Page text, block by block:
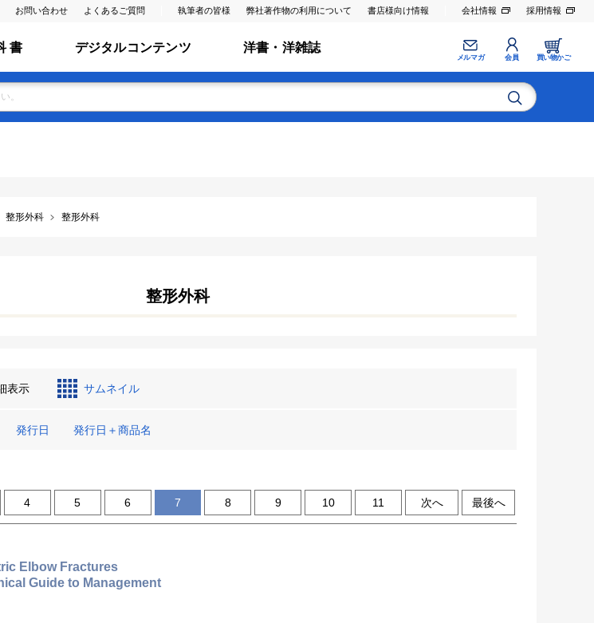
お問い合わせ よくあるご質問 執筆者の皆様 弊社著作物の利用について 書店様向け情報 会社情報 採用情報
書 デジタルコンテンツ 洋書・洋雑誌
メルマガ 会員 買い物かご
整形外科 整形外科
整形外科
表示 サムネイル
発行日 発行日＋商品名
4 5 6 7 8 9 10 11 次へ 最後へ
Elbow Fractures
Guide to Management